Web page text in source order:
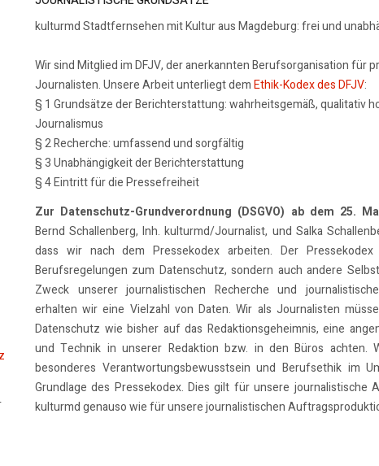
kulturmd Stadtfernsehen mit Kultur aus Magdeburg: frei und
Wir sind Mitglied im DFJV, der anerkannten Berufsorganisation für
Journalisten. Unsere Arbeit unterliegt demEthik-Kodex des DFJV:
§ 1 Grundsätze der Berichterstattung: wahrheitsgemäß, qualitativ
Journalismus
§ 2 Recherche: umfassend und sorgfältig
§ 3 Unabhängigkeit der Berichterstattung
§ 4 Eintritt für die Pressefreiheit
Zur Datenschutz-Grundverordnung (DSGVO) ab dem 25.
Bernd Schallenberg, Inh. kulturmd/Journalist, und Salka
dass wir nach dem Pressekodex arbeiten. Der
Berufsregelungen zum Datenschutz, sondern auch andere
Zweck unserer journalistischen Recherche und
erhalten wir eine Vielzahl von Daten. Wir als Journalisten
Datenschutz wie bisher auf das Redaktionsgeheimnis, eine
und Technik in unserer Redaktion bzw. in den Büros achten.
besonderes Verantwortungsbewusstsein und Berufsethik im
Grundlage des Pressekodex. Dies gilt für unsere journalistische
kulturmd genauso wie für unsere journalistischen